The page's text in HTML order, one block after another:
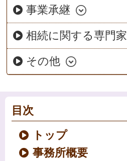
事業承継
相続に関する専門家
その他
目次
トップ
事務所概要